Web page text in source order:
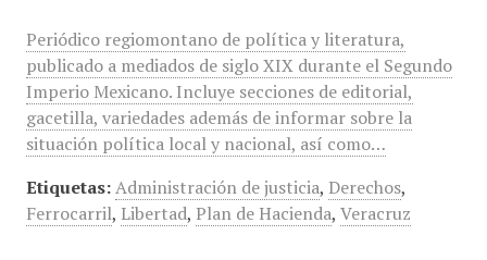
Periódico regiomontano de política y literatura,
publicado a mediados de siglo XIX durante el Segundo
Imperio Mexicano. Incluye secciones de editorial,
gacetilla, variedades además de informar sobre la
situación política local y nacional, así como…
Etiquetas: Administración de justicia, Derechos,
Ferrocarril, Libertad, Plan de Hacienda, Veracruz